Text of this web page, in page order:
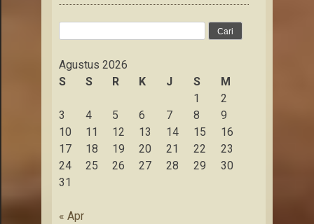
Agustus 2026
S
S R K J S
M
1
2
3
4 5 6 7 8
9
10
11 12 13 14 15
16
17
18 19 20 21 22
23
24
25 26 27 28 29
30
31
« Apr